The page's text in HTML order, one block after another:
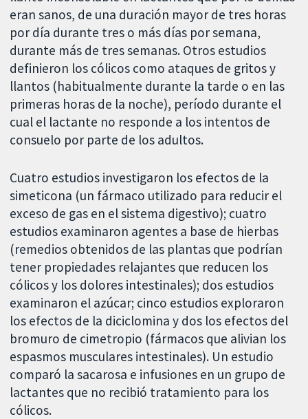
eran sanos, de una duración mayor de tres horas
por día durante tres o más días por semana,
durante más de tres semanas. Otros estudios
definieron los cólicos como ataques de gritos y
llantos (habitualmente durante la tarde o en las
primeras horas de la noche), período durante el
cual el lactante no responde a los intentos de
consuelo por parte de los adultos.
Cuatro estudios investigaron los efectos de la
simeticona (un fármaco utilizado para reducir el
exceso de gas en el sistema digestivo); cuatro
estudios examinaron agentes a base de hierbas
(remedios obtenidos de las plantas que podrían
tener propiedades relajantes que reducen los
cólicos y los dolores intestinales); dos estudios
examinaron el azúcar; cinco estudios exploraron
los efectos de la diciclomina y dos los efectos del
bromuro de cimetropio (fármacos que alivian los
espasmos musculares intestinales). Un estudio
comparó la sacarosa e infusiones en un grupo de
lactantes que no recibió tratamiento para los
cólicos.